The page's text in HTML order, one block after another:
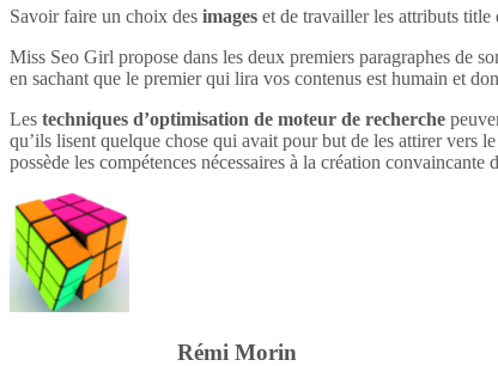
Savoir faire un choix des images et de travailler les attributs
Miss Seo Girl propose dans les deux premiers paragraphes de
en sachant que le premier qui lira vos contenus est humain et
Les techniques d’optimisation de moteur de recherche
qu’ils lisent quelque chose qui avait pour but de les attirer vers
possède les compétences nécessaires à la création
Rémi Morin